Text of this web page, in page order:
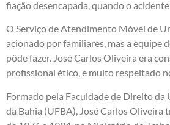
fiação desencapada, quando o
O Serviço de Atendimento Móvel de
acionado por familiares, mas a equipe
pôde fazer. José Carlos Oliveira era
profissional ético, e muito respeitado
Formado pela Faculdade de Direito da
da Bahia (UFBA), José Carlos Oliveira